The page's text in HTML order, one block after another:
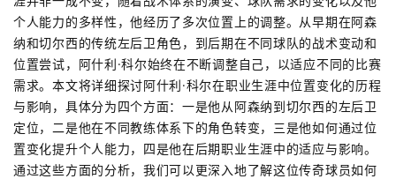
个人能力的多样性，他经历了多次位置上的调整。从早期在阿森
纳和切尔西的传统左后卫角色，到后期在不同球队的战术变动和
位置尝试，阿什利·科尔始终在不断调整自己，以适应不同的比赛
需求。本文将详细探讨阿什利·科尔在职业生涯中位置变化的历程
与影响，具体分为四个方面：一是他从阿森纳到切尔西的左后卫
定位，二是他在不同教练体系下的角色转变，三是他如何通过位
置变化提升个人能力，四是他在后期职业生涯中的适应与影响。
通过这些方面的分析，我们可以更深入地了解这位传奇球员如何